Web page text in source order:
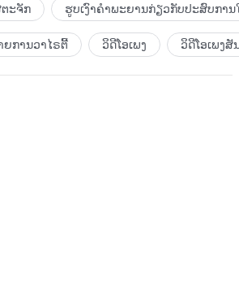
ະຈັກ ຮູບເງົາຄຳພະຍານກ່ຽວກັບປະສົບກາ
ການວາໄຣຕີ້ ວິດີໂອເພງ ວິດີໂອເພງສັ